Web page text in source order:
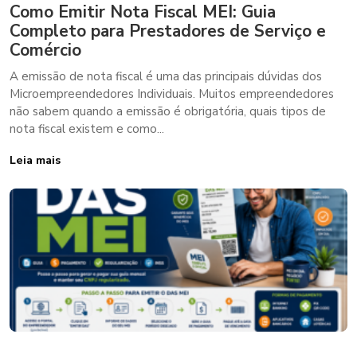
Como Emitir Nota Fiscal MEI: Guia
Completo para Prestadores de Serviço e
Comércio
A emissão de nota fiscal é uma das principais dúvidas dos
Microempreendedores Individuais. Muitos empreendedores
não sabem quando a emissão é obrigatória, quais tipos de
nota fiscal existem e como...
Leia mais